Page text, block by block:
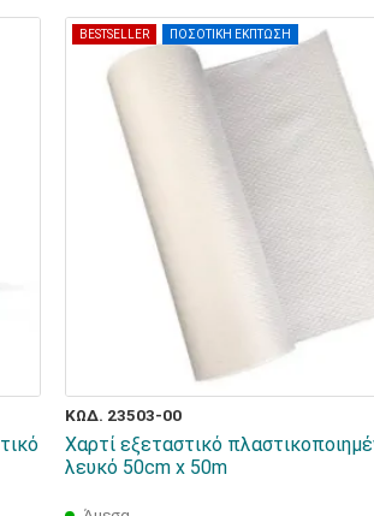
BESTSELLER ΠΟΣΟΤΙΚΗ ΕΚΠΤΩΣΗ
ΚΩΔ. 23503-00
Χαρτί εξεταστικό
λευκό 50cm x 50m